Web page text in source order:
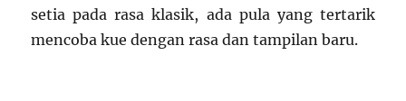
setia pada rasa klasik, ada pula yang tertarik
mencoba kue dengan rasa dan tampilan baru.